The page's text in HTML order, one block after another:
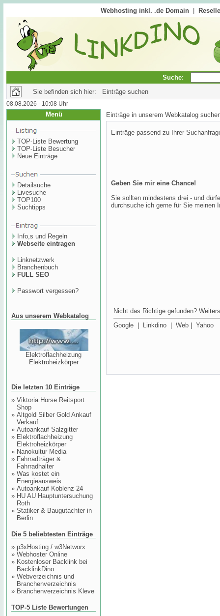
Webhosting inkl. .de Domain
Suche:
Sie befinden sich hier: Einträge suchen
08.08.2026 - 10:08 Uhr
Menü
TOP-Liste Bewertung
TOP-Liste Besucher
Neue Einträge
Detailsuche
Livesuche
TOP100
Suchtipps
Info,s und Regeln
Webseite eintragen
Linknetzwerk
Branchenbuch
FULL SEO
Passwort vergessen?
Aus unserem Webkatalog
Elektroflachheizung
Elektroheizkörper
Die letzten 10 Einträge
» Viktoria Horse Reitsport
Shop
» Altgold Silber Gold Ankauf
Verkauf
» Autoankauf Salzgitter
» Elektroflachheizung
Elektroheizkörper
» Nanokultur Media
» Fahrradträger &
Fahrradhalter
» Was kostet ein
Energieausweis
» Autoankauf Koblenz 24
» HU AU Hauptuntersuchung
Roth
» Statiker & Baugutachter in
Berlin
Die 5 beliebtesten Einträge
» p3xHosting / w3Networx
» Webhoster Online
» Kostenloser Backlink bei
BacklinkDino
» Webverzeichnis und
Branchenverzeichnis
» Branchenverzeichnis Kleve
TOP-5 Liste Bewertungen
Einträge in unserem Webkatalog
Einträge passend zu Ihrer
Geben Sie mir eine Chance!
Sie sollten mindestens drei - und
durchsuche ich gerne für Sie meinen
Nicht das Richtige gefunden?
Google
Linkdino Web Yahoo